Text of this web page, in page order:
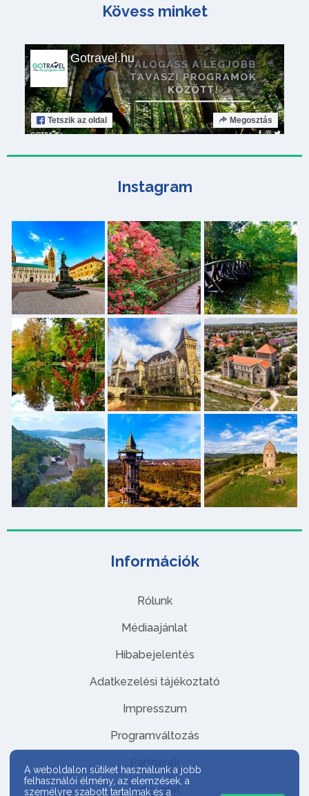
Információk
Rólunk
Médiaajánlat
Hibabejelentés
Adatkezelési tájékoztató
Impresszum
Programváltozás
Partnerek
Kapcsolat
Kövess minket
Gotravel.hu
Tetszik az oldal Megosztás
Instagram
A weboldalon sütiket használunk a jobb
felhasználói élmény, az elemzések, a
személyre szabott tartalmak és a